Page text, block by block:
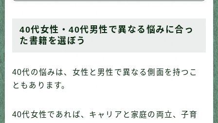
40代女性・40代男性で異なる悩みに合っ
た書籍を選ぼう
40代の悩みは、女性と男性で異なる側面を持つこ
ともあります。
40代女性であれば、キャリアと家庭の両立、子育